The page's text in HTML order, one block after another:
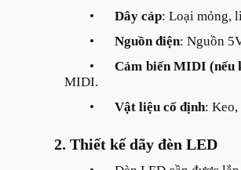
•
Dây cáp: Loại mỏng,
•
Nguồn điện: Nguồn
•
Cảm biến MIDI (nếu
MIDI.
•
Vật liệu cố định: Keo,
2. Thiết kế dãy đèn LED